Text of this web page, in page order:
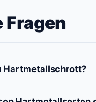
Fragen
Hartmetallschrott?